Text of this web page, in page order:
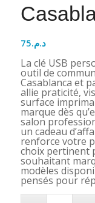
د.م.75
La clé USB
outil de
Casablanca et
allie praticité,
surface
marque dès
salon
un cadeau
renforce votre
choix pertinent
souhaitant
modèles
pensés pour